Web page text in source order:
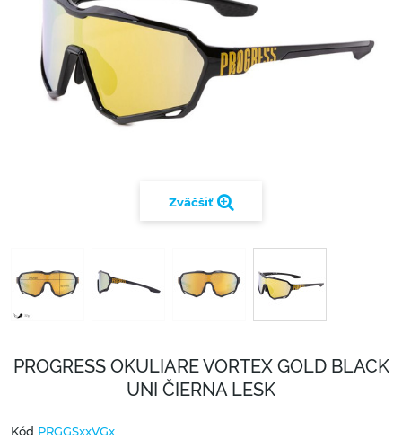
Zväčšiť
PROGRESS OKULIARE VORTEX GOLD BLACK
UNI ČIERNA LESK
Kód PRGGSxxVGx